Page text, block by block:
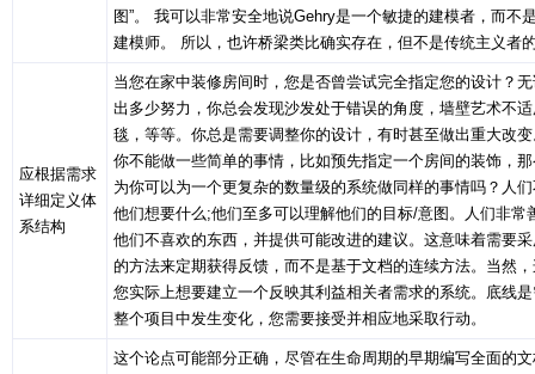
图”。 我可以非常安全地说Gehry是一个敏捷的建模者，而不
建模师。 所以，也许桥梁类比确实存在，但不是传统主义者
应根据需求
详细定义体
系结构
当您在家中装修房间时，您是否曾尝试完全指定您的设计？
出多少努力，你总会发现沙发处于错误的角度，墙壁艺术不
毯，等等。你总是需要调整你的设计，有时甚至做出重大改
你不能做一些简单的事情，比如预先指定一个房间的装饰，
为你可以为一个更复杂的数量级的系统做同样的事情吗？人
他们想要什么;他们至多可以理解他们的目标/意图。人们非常
他们不喜欢的东西，并提供可能改进的建议。这意味着需要
的方法来定期获得反馈，而不是基于文档的连续方法。当然
您实际上想要建立一个反映其利益相关者需求的系统。底线
整个项目中发生变化，您需要接受并相应地采取行动。
这个论点可能部分正确，尽管在生命周期的早期编写全面的